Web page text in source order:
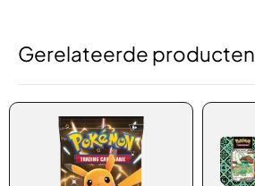
Gerelateerde producten